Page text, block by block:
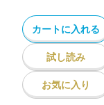
カートに入れる
試し読み
お気に入り